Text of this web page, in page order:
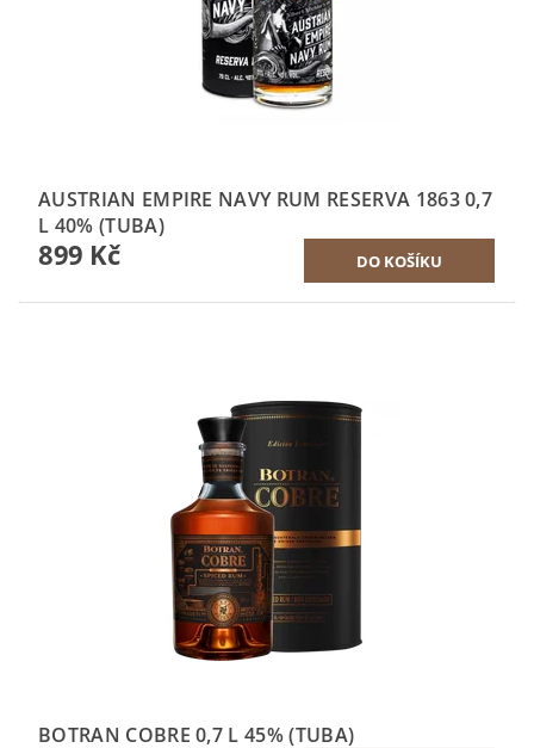
AUSTRIAN EMPIRE NAVY RUM RESERVA 1863 0,7
L 40% (TUBA)
899 Kč
BOTRAN COBRE 0,7 L 45% (TUBA)